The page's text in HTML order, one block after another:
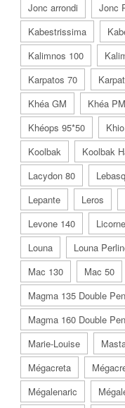
Jonc arrondi
Jonc
Kabestrissima
Kalimnos 100
Karpatos 70
Khéa GM
Khéa PM
Khéops 95*50
Koolbak
Koolbak
Lacydon 80
Lepante
Leros
Levone 140
Licorne
Louna
Louna
Mac 130
Mac 50
Magma 135 Double
Magma 160 Double
Marie-Louise
Mégacreta
Mégalenaric